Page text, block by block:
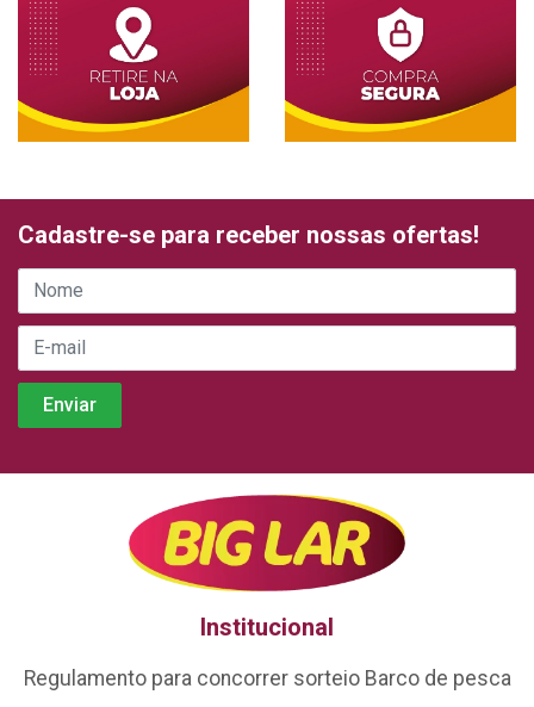
Cadastre-se para receber nossas ofertas!
Institucional
Regulamento para concorrer sorteio Barco de pesca